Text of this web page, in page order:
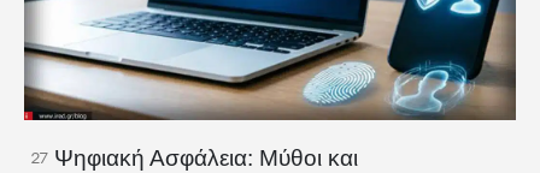
27 Ψηφιακή Ασφάλεια: Μύθοι και